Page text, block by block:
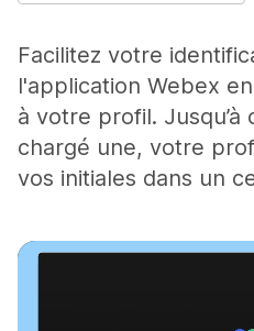
Facilitez votre
l'application Webex
à votre profil.
chargé une, votre
vos initiales dans un